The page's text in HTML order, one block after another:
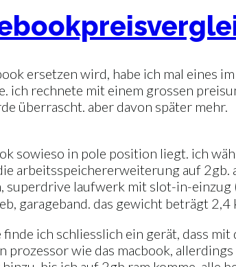
ersetzen wird, habe ich mal eines
rechnete mit einem grossen
überrascht. aber davon später mehr.
sowieso in pole position liegt. ich
arbeitsspeichererweiterung auf 2gb.
laufwerk mit slot-in-
garageband. das gewicht beträgt
ich schliesslich ein gerät, dass
prozessor wie das macbook,